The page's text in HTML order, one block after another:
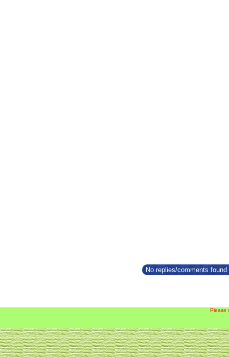
No replies/comments
Please